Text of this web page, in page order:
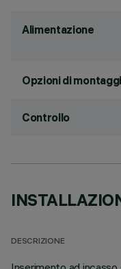
Alimentazione
Opzioni di
Controllo
DESCRIZIONE